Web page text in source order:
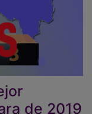
de 2019